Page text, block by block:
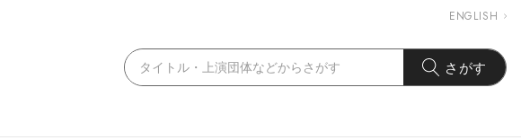
ENGLISH
さがす